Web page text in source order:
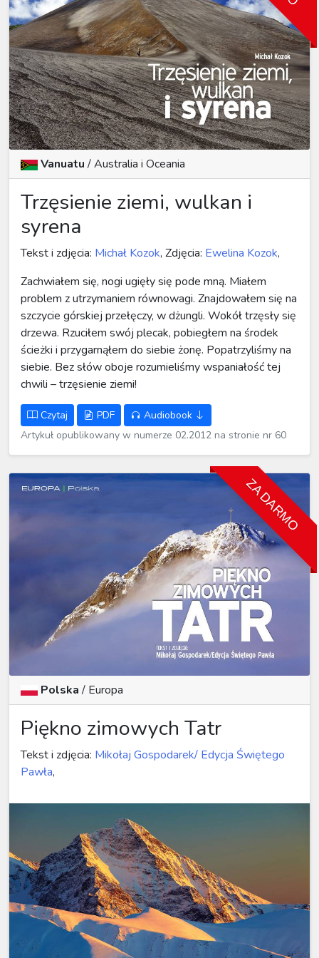
Vanuatu/Australia i Oceania
Trzęsienie ziemi, wulkan i
syrena
Tekst i zdjęcia: Michał Kozok, Zdjęcia: Ewelina Kozok,
Zachwiałem się, nogi ugięły się pode mną. Miałem
problem z utrzymaniem równowagi. Znajdowałem się na
szczycie górskiej przełęczy, w dżungli. Wokół trzęsły się
drzewa. Rzuciłem swój plecak, pobiegłem na środek
ścieżki i przygarnąłem do siebie żonę. Popatrzyliśmy na
siebie. Bez słów oboje rozumieliśmy wspaniałość tej
chwili – trzęsienie ziemi!
Czytaj PDF
Audiobook
Artykuł opublikowany w numerze 02.2012 na stronie nr 60
ZA DARMO
Polska/ Europa
Piękno zimowych Tatr
Tekst i zdjęcia: Mikołaj Gospodarek/ Edycja Świętego
Pawła,